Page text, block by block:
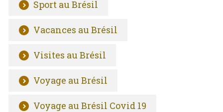
Sport au Brésil
Vacances au Brésil
Visites au Brésil
Voyage au Brésil
Voyage au Brésil Covid 19